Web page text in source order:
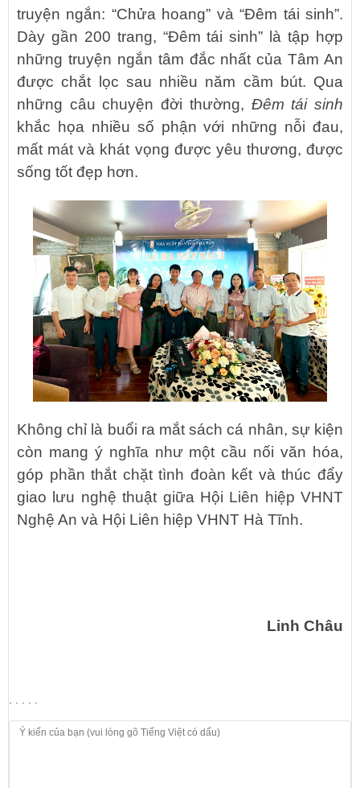
truyện ngắn: “Chửa hoang” và “Đêm tái sinh”.
Dày gần 200 trang, “Đêm tái sinh” là tập hợp
những truyện ngắn tâm đắc nhất của Tâm An
được chắt lọc sau nhiều năm cầm bút. Qua
những câu chuyện đời thường, Đêm tái sinh
khắc họa nhiều số phận với những nỗi đau,
mất mát và khát vọng được yêu thương, được
sống tốt đẹp hơn.
Không chỉ là buổi ra mắt sách cá nhân, sự kiện
còn mang ý nghĩa như một cầu nối văn hóa,
góp phần thắt chặt tình đoàn kết và thúc đẩy
giao lưu nghệ thuật giữa Hội Liên hiệp VHNT
Nghệ An và Hội Liên hiệp VHNT Hà Tĩnh.
Linh Châu